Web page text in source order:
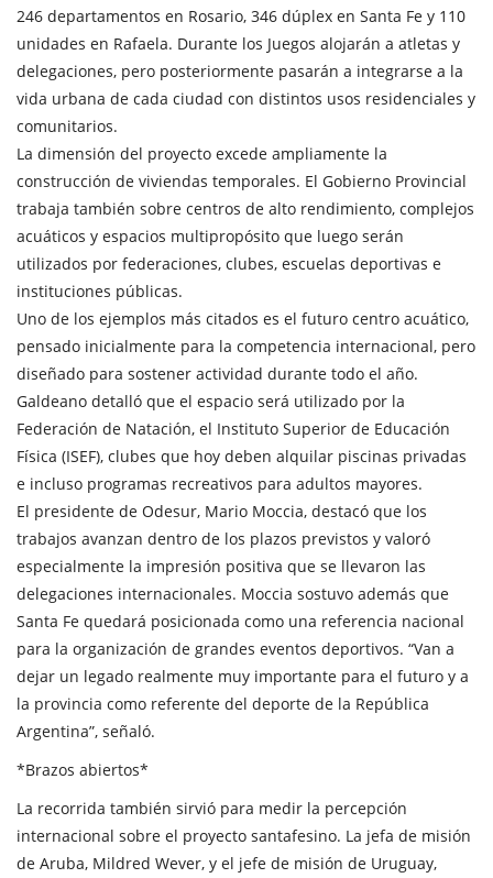
246 departamentos en Rosario, 346 dúplex en Santa Fe y 110
unidades en Rafaela. Durante los Juegos alojarán a atletas y
delegaciones, pero posteriormente pasarán a integrarse a la
vida urbana de cada ciudad con distintos usos residenciales y
comunitarios.
La dimensión del proyecto excede ampliamente la
construcción de viviendas temporales. El Gobierno Provincial
trabaja también sobre centros de alto rendimiento, complejos
acuáticos y espacios multipropósito que luego serán
utilizados por federaciones, clubes, escuelas deportivas e
instituciones públicas.
Uno de los ejemplos más citados es el futuro centro acuático,
pensado inicialmente para la competencia internacional, pero
diseñado para sostener actividad durante todo el año.
Galdeano detalló que el espacio será utilizado por la
Federación de Natación, el Instituto Superior de Educación
Física (ISEF), clubes que hoy deben alquilar piscinas privadas
e incluso programas recreativos para adultos mayores.
El presidente de Odesur, Mario Moccia, destacó que los
trabajos avanzan dentro de los plazos previstos y valoró
especialmente la impresión positiva que se llevaron las
delegaciones internacionales. Moccia sostuvo además que
Santa Fe quedará posicionada como una referencia nacional
para la organización de grandes eventos deportivos. “Van a
dejar un legado realmente muy importante para el futuro y a
la provincia como referente del deporte de la República
Argentina”, señaló.
*Brazos abiertos*
La recorrida también sirvió para medir la percepción
internacional sobre el proyecto santafesino. La jefa de misión
de Aruba, Mildred Wever, y el jefe de misión de Uruguay,